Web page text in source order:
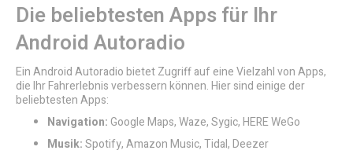
Die beliebtesten Apps für Ihr
Android Autoradio
Ein Android Autoradio bietet Zugriff auf eine Vielzahl von Apps,
die Ihr Fahrerlebnis verbessern können. Hier sind einige der
beliebtesten Apps:
Navigation:Google Maps, Waze, Sygic, HERE WeGo
Musik:Spotify, Amazon Music, Tidal, Deezer